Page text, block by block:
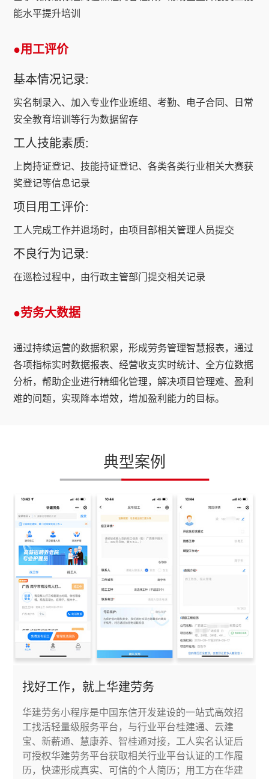
能水平提升培训
●用工评价
基本情况记录:
实名制录入、加入专业作业班组、考勤、电子合同、日常
安全教育培训等行为数据留存
工人技能素质:
上岗持证登记、技能持证登记、各类各类行业相关大赛获
奖登记等信息记录
项目用工评价:
工人完成工作并退场时，由项目部相关管理人员提交
不良行为记录:
在巡检过程中，由行政主管部门提交相关记录
●劳务大数据
通过持续运营的数据积累，形成劳务管理智慧报表，通过
各项指标实时数据报表、经营收支实时统计、全方位数据
分析，帮助企业进行精细化管理，解决项目管理难、盈利
难的问题，实现降本增效，增加盈利能力的目标。
典型案例
找好工作，就上华建劳务
华建劳务小程序是中国东信开发建设的一站式高效招
工找活轻量级服务平台，与行业平台桂建通、云建
宝、新薪通、慧康养、智桂通对接，工人实名认证后
可授权华建劳务平台获取相关行业平台认证的工作履
历，快速形成真实、可信的个人简历；用工方在华建